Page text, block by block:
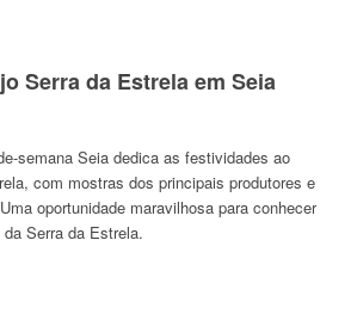
Serra da Estrela em Seia
semana Seia dedica as festividades ao
com mostras dos principais produtores e
oportunidade maravilhosa para conhecer
Serra da Estrela.